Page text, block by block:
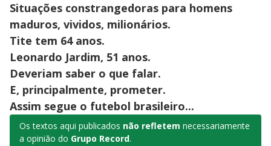
Situações constrangedoras para homens
maduros, vividos, milionários.
Tite tem 64 anos.
Leonardo Jardim, 51 anos.
Deveriam saber o que falar.
E, principalmente, prometer.
Assim segue o futebol brasileiro...
Os textos aqui publicados não refletem necessariamente
a opinião do Grupo Record.